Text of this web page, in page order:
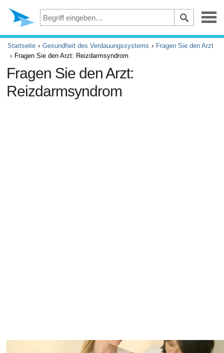
Depression
Augen
Unfälle und Erste Hilfe
Startseite Gesundheit des Verdauungssystems
Fragen Sie den Arzt
Fragen Sie den Arzt: Reizdarmsyndrom
Fragen Sie den Arzt:
Reizdarmsyndrom